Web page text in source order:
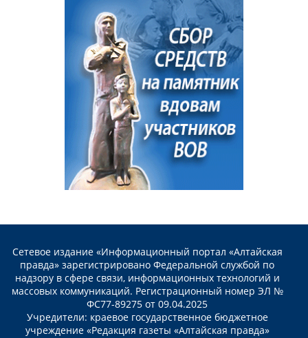
Сетевое издание «Информационный портал «Алтайская
правда» зарегистрировано Федеральной службой по
надзору в сфере связи, информационных технологий и
массовых коммуникаций. Регистрационный номер ЭЛ №
ФС77-89275 от 09.04.2025
Учредители: краевое государственное бюджетное
учреждение «Редакция газеты «Алтайская правда»